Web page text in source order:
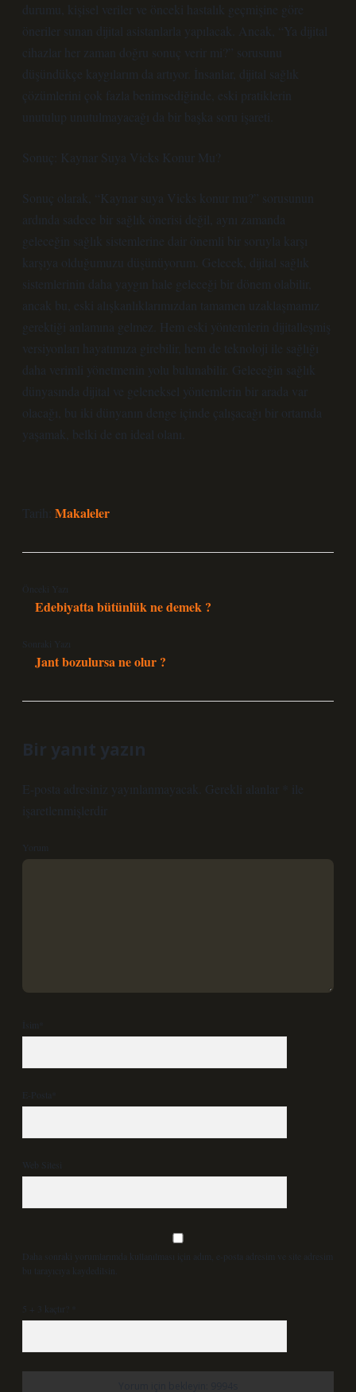
durumu, kişisel veriler ve önceki hastalık geçmişine göre
öneriler sunan dijital asistanlarla yapılacak. Ancak, “Ya dijital
cihazlar her zaman doğru sonuç verir mi?” sorusunu
düşündükçe kaygılarım da artıyor. İnsanlar, dijital sağlık
çözümlerini çok fazla benimsediğinde, eski pratiklerin
unutulup unutulmayacağı da bir başka soru işareti.
Sonuç: Kaynar Suya Vicks Konur Mu?
Sonuç olarak, “Kaynar suya Vicks konur mu?” sorusunun
ardında sadece bir sağlık önerisi değil, aynı zamanda
geleceğin sağlık sistemlerine dair önemli bir soruyla karşı
karşıya olduğumuzu düşünüyorum. Gelecek, dijital sağlık
sistemlerinin daha yaygın hale geleceği bir dönem olabilir,
ancak bu, eski alışkanlıklarımızdan tamamen uzaklaşmamız
gerektiği anlamına gelmez. Hem eski yöntemlerin dijitalleşmiş
versiyonları hayatımıza girebilir, hem de teknoloji ile sağlığı
daha verimli yönetmenin yolu bulunabilir. Geleceğin sağlık
dünyasında dijital ve geleneksel yöntemlerin bir arada var
olacağı, bu iki dünyanın denge içinde çalışacağı bir ortamda
yaşamak, belki de en ideal olanı.
Tarih: Makaleler
Önceki Yazı
Edebiyatta bütünlük ne demek ?
Sonraki Yazı
Jant bozulursa ne olur ?
Bir yanıt yazın
E-posta adresiniz yayınlanmayacak. Gerekli alanlar
ile
işaretlenmişlerdir
Yorum
İsim*
E-Posta*
Web Sitesi
Daha sonraki yorumlarımda kullanılması için adım, e-posta adresim ve site adresim
bu tarayıcıya kaydedilsin.
5 + 3 kaçtır?